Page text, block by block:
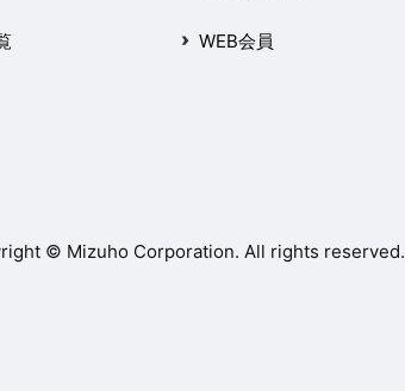
WEB会員
© Mizuho Corporation. All rights reserved.